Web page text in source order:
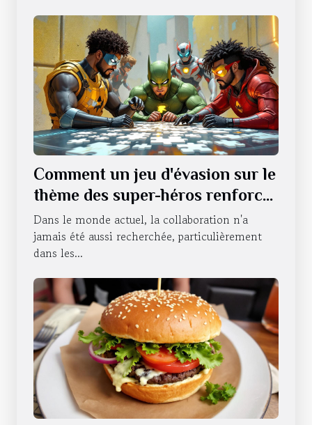
Comment un jeu d'évasion sur le
thème des super-héros renforce
le travail d'équipe ?
Dans le monde actuel, la collaboration n'a
jamais été aussi recherchée, particulièrement
dans les...